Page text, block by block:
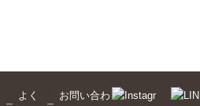
よく
お問い合わ